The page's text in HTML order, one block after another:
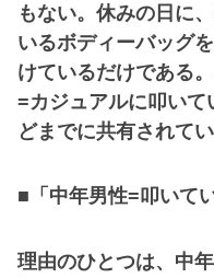
もない。休みの日に
いるボディーバッグ
けているだけである
=カジュアルに叩いて
どまでに共有されて
■「中年男性=叩いて
理由のひとつは、中